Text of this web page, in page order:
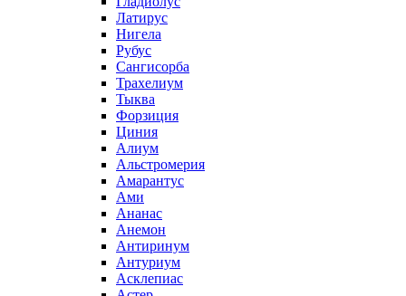
Латирус
Нигела
Рубус
Сангисорба
Трахелиум
Тыква
Форзиция
Циния
Алиум
Альстромерия
Амарантус
Ами
Ананас
Анемон
Антиринум
Антуриум
Асклепиас